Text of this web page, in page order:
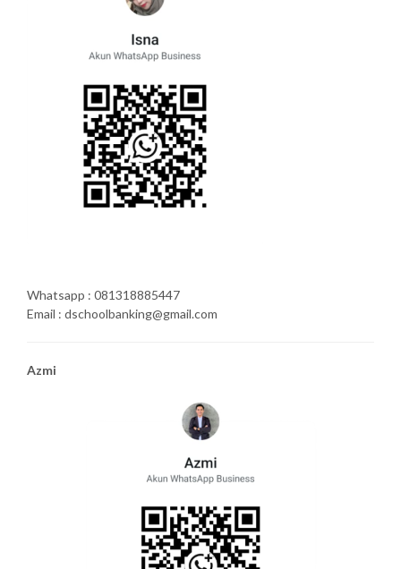
Whatsapp : 081318885447
Email : dschoolbanking@gmail.com
Azmi